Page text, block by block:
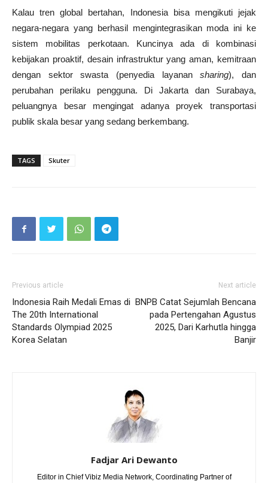
Kalau tren global bertahan, Indonesia bisa mengikuti jejak
negara-negara yang berhasil mengintegrasikan moda ini ke
sistem mobilitas perkotaan. Kuncinya ada di kombinasi
kebijakan proaktif, desain infrastruktur yang aman, kemitraan
dengan sektor swasta (penyedia layanansharing), dan
perubahan perilaku pengguna. Di Jakarta dan Surabaya,
peluangnya besar mengingat adanya proyek transportasi
publik skala besar yang sedang berkembang.
TAGS Skuter
Previous article
Indonesia Raih Medali Emas di
The 20th International
Standards Olympiad 2025
Korea Selatan
Next article
BNPB Catat Sejumlah Bencana
pada Pertengahan Agustus
2025, Dari Karhutla hingga
Banjir
Fadjar Ari Dewanto
Editor in Chief Vibiz Media Network, Coordinating Partner of